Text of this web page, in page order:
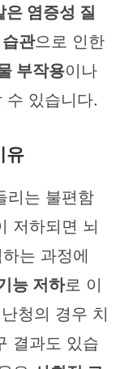
염증성 질
관으로 인한
부작용이나
수 있습니다.
유
리는 불편함
저하되면 뇌
는 과정에
능 저하로 이
청의 경우 치
결과도 있습